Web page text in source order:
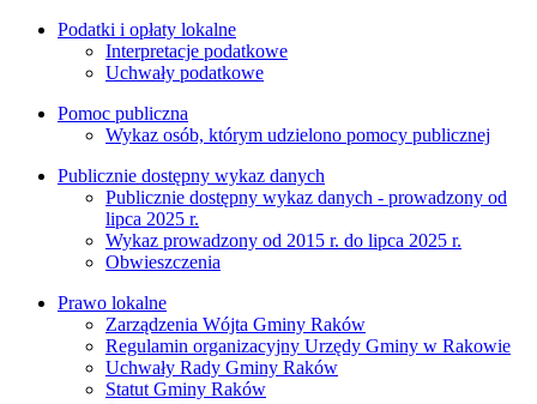
Podatki i opłaty lokalne
Interpretacje podatkowe
Uchwały podatkowe
Pomoc publiczna
Wykaz osób, którym udzielono pomocy publicznej
Publicznie dostępny wykaz danych
Publicznie dostępny wykaz danych - prowadzony od
lipca 2025 r.
Wykaz prowadzony od 2015 r. do lipca 2025 r.
Obwieszczenia
Prawo lokalne
Zarządzenia Wójta Gminy Raków
Regulamin organizacyjny Urzędy Gminy w Rakowie
Uchwały Rady Gminy Raków
Statut Gminy Raków